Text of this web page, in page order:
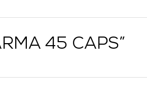
45 CAPS”